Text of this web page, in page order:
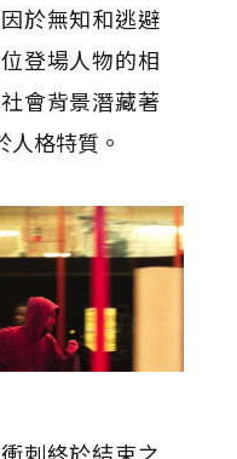
於無知和逃避
登場人物的相
會背景潛藏著
格特質。